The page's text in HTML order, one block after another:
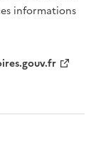
informations